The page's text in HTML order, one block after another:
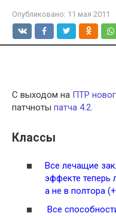
Опубликовано: 11 мая 2011
С выходом на ПТР
патчноты патча 4.2.
Классы
Все лечащие
эффекте теперь
а не в полтора
Все